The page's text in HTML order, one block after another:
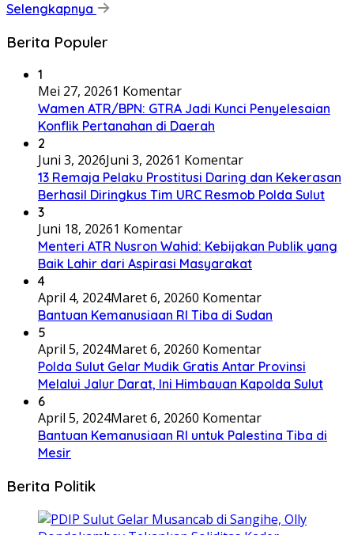
Selengkapnya
Berita Populer
1
Mei 27, 20261 Komentar
Wamen ATR/BPN: GTRA Jadi Kunci Penyelesaian
Konflik Pertanahan di Daerah
2
Juni 3, 2026Juni 3, 20261 Komentar
13 Remaja Pelaku Prostitusi Daring dan Kekerasan
Berhasil Diringkus Tim URC Resmob Polda Sulut
3
Juni 18, 20261 Komentar
Menteri ATR Nusron Wahid: Kebijakan Publik yang
Baik Lahir dari Aspirasi Masyarakat
4
April 4, 2024Maret 6, 20260 Komentar
Bantuan Kemanusiaan RI Tiba di Sudan
5
April 5, 2024Maret 6, 20260 Komentar
Polda Sulut Gelar Mudik Gratis Antar Provinsi
Melalui Jalur Darat, Ini Himbauan Kapolda Sulut
6
April 5, 2024Maret 6, 20260 Komentar
Bantuan Kemanusiaan RI untuk Palestina Tiba di
Mesir
Berita Politik